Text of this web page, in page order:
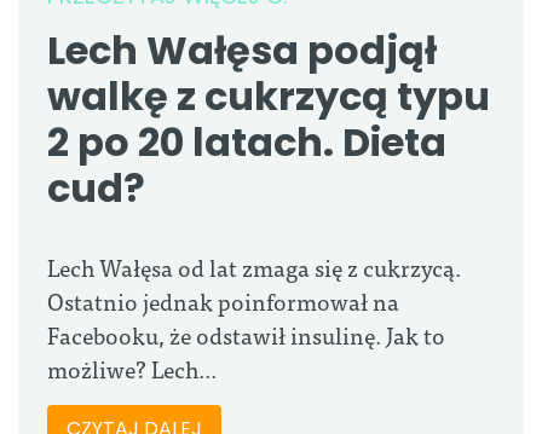
Lech Wałęsa podjął
walkę z cukrzycą typu
2 po 20 latach. Dieta
cud?
Lech Wałęsa od lat zmaga się z cukrzycą.
Ostatnio jednak poinformował na
Facebooku, że odstawił insulinę. Jak to
możliwe? Lech...
CZYTAJ DALEJ